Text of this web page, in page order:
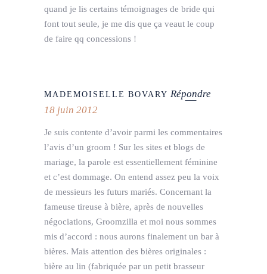
quand je lis certains témoignages de bride qui
font tout seule, je me dis que ça veaut le coup
de faire qq concessions !
MADEMOISELLE BOVARY Répondre
18 juin 2012
Je suis contente d’avoir parmi les commentaires
l’avis d’un groom ! Sur les sites et blogs de
mariage, la parole est essentiellement féminine
et c’est dommage. On entend assez peu la voix
de messieurs les futurs mariés. Concernant la
fameuse tireuse à bière, après de nouvelles
négociations, Groomzilla et moi nous sommes
mis d’accord : nous aurons finalement un bar à
bières. Mais attention des bières originales :
bière au lin (fabriquée par un petit brasseur